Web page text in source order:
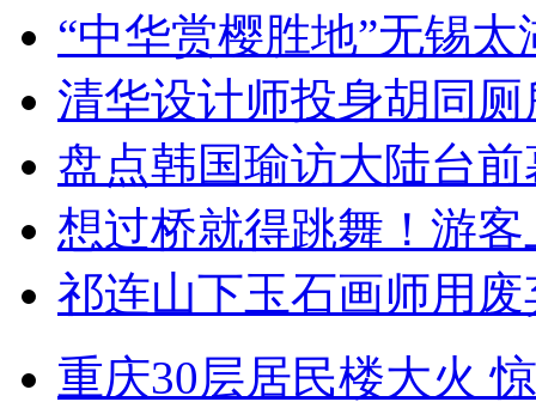
“中华赏樱胜地”无锡
清华设计师投身胡同
盘点韩国瑜访大陆台
想过桥就得跳舞！游客
祁连山下玉石画师用
重庆30层居民楼大火